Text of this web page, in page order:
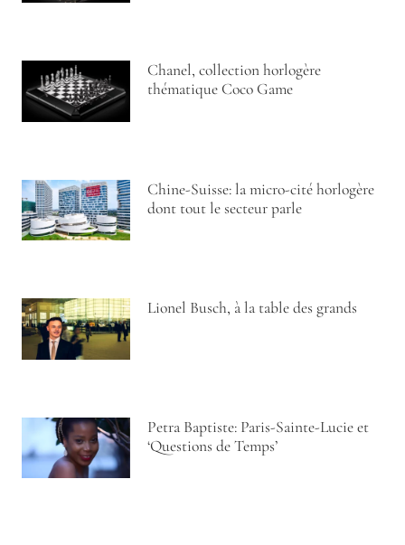
Chanel, collection horlogère
thématique Coco Game
Chine-Suisse: la micro-cité horlogère
dont tout le secteur parle
Lionel Busch, à la table des grands
Petra Baptiste: Paris-Sainte-Lucie et
‘Questions de Temps’